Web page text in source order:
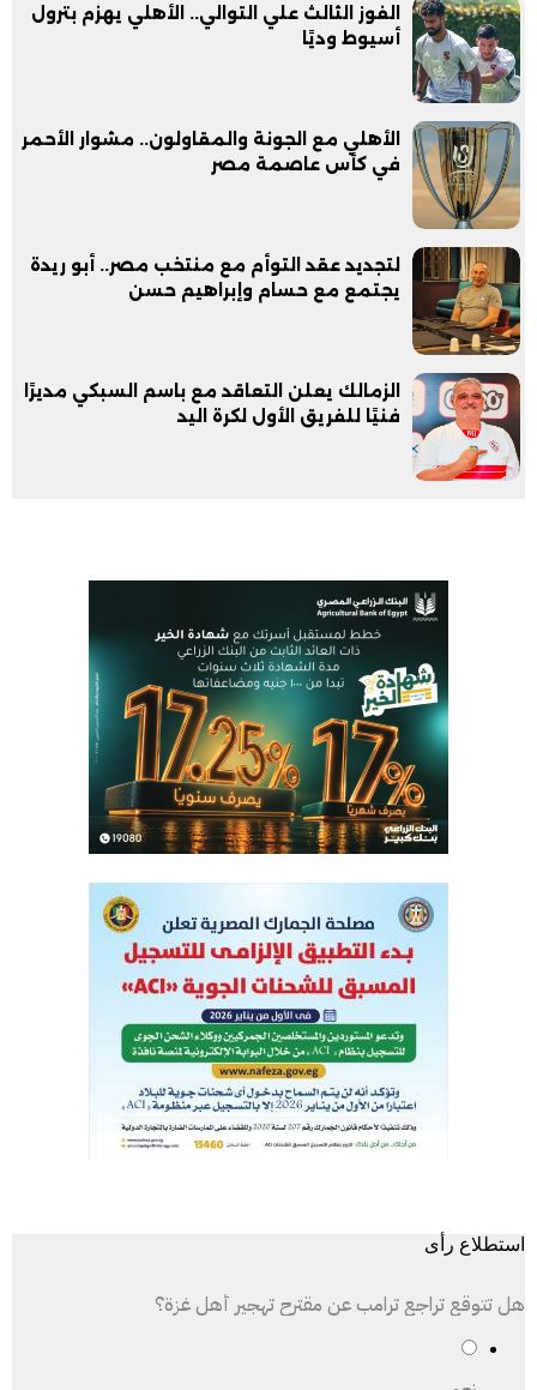
الفوز الثالث علي التوالي.. الأهلي يهزم بترول
أسيوط وديًا
الأهلي مع الجونة والمقاولون.. مشوار الأحمر
في كأس عاصمة مصر
لتجديد عقد التوأم مع منتخب مصر.. أبو ريدة
يجتمع مع حسام وإبراهيم حسن
الزمالك يعلن التعاقد مع باسم السبكي مديرًا
فنيًا للفريق الأول لكرة اليد
استطلاع رأى
هل تتوقع تراجع ترامب عن مقترح تهجير أهل غزة؟